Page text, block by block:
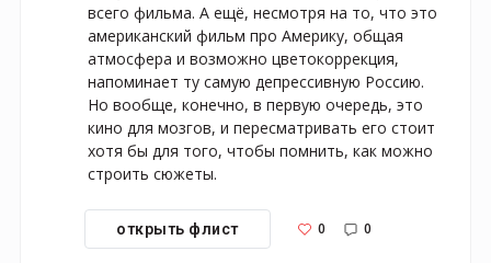
всего фильма. А ещё, несмотря на то, что это
американский фильм про Америку, общая
атмосфера и возможно цветокоррекция,
напоминает ту самую депрессивную Россию.
Но вообще, конечно, в первую очередь, это
кино для мозгов, и пересматривать его стоит
хотя бы для того, чтобы помнить, как можно
строить сюжеты.
открыть флист 0 0